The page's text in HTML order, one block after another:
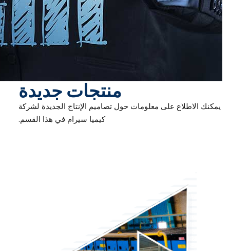
منتجات جديدة
يمكنك الاطلاع على معلومات حول تصاميم الإنتاج الجديدة لشركة
كيميا سيرام في هذا القسم.